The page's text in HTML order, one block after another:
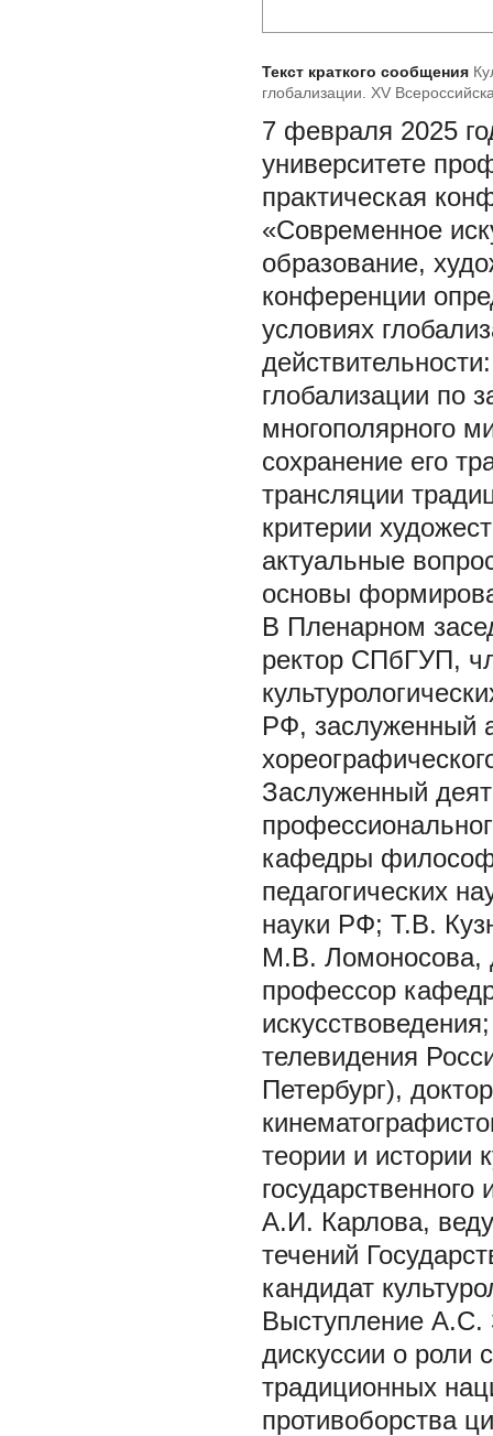
Текст краткого сообщения
глобализации. XV
Санкт-Петербург, 7 февраля
7 февраля 2025
университете
практическая
«Современное
образование,
конференции
условиях
глобализации по
многополярного
сохранение его
трансляции
критерии
актуальные
основы
В Пленарном
ректор СПбГУП,
РФ, заслуженный
Заслуженный
кафедры
педагогических
науки РФ; Т.В.
М.В. Ломоносова,
профессор
телевидения
Петербург),
теории и истории
А.И. Карлова,
течений
кандидат
Выступление А.С.
дискуссии о роли
традиционных
противоборства